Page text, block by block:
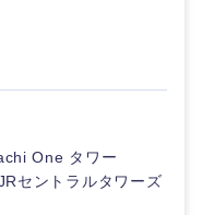
One タワー
セントラルタワーズ